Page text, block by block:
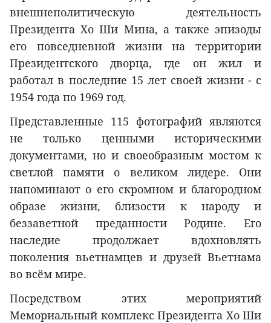
внешнеполитическую деятельность
Президента Хо Ши Мина, а также эпизоды
его повседневной жизни на территории
Президентского дворца, где он жил и
работал в последние 15 лет своей жизни - с
1954 года по 1969 год.
Представленные 115 фотографий являются
не только ценными историческими
документами, но и своеобразным мостом к
светлой памяти о великом лидере. Они
напоминают о его скромном и благородном
образе жизни, близости к народу и
беззаветной преданности Родине. Его
наследие продолжает вдохновлять
поколения вьетнамцев и друзей Вьетнама
во всём мире.
Посредством этих мероприятий
Мемориальный комплекс Президента Хо Ши